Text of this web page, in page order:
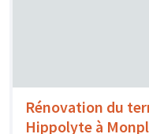
Rénovation du
Hippolyte à